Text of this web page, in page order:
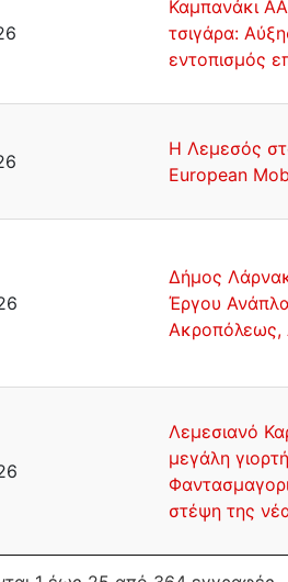
Καμπανάκι
τσιγάρα:
εντοπισμός
Η Λεμεσός
European
Δήμος
Έργου
Ακροπόλεως,
Λεμεσιανό
μεγάλη
στέψη της